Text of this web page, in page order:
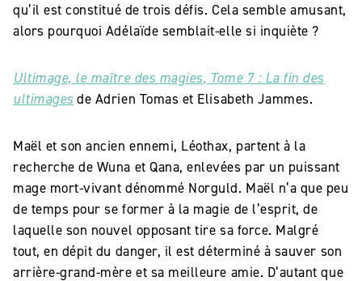
qu’il est constitué de trois défis. Cela semble amusant,
alors pourquoi Adélaïde semblait-elle si inquiète ?
Ultimage, le maître des magies, Tome 7 : La fin des
ultimages de Adrien Tomas et Elisabeth Jammes.
Maël et son ancien ennemi, Léothax, partent à la
recherche de Wuna et Qana, enlevées par un puissant
mage mort-vivant dénommé Norguld. Maël n’a que peu
de temps pour se former à la magie de l’esprit, de
laquelle son nouvel opposant tire sa force. Malgré
tout, en dépit du danger, il est déterminé à sauver son
arrière-grand-mère et sa meilleure amie. D’autant que